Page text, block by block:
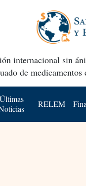
internacional sin
de
Últimas
RELEM